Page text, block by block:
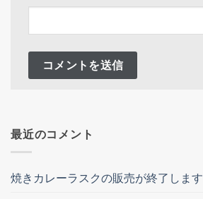
最近のコメント
焼きカレーラスクの販売が終了します